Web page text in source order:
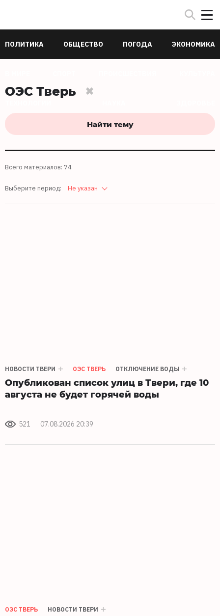
ПОЛИТИКА ОБЩЕСТВО ПОГОДА ЭКОНОМИКА
ОЭС Тверь
Найти тему
Всего материалов: 74
Выберите период: Не указан
НОВОСТИ ТВЕРИ ОЭС ТВЕРЬ ОТКЛЮЧЕНИЕ ВОДЫ
Опубликован список улиц в Твери, где 10
августа не будет горячей воды
521 07.08.2026 20:39
ОЭС ТВЕРЬ НОВОСТИ ТВЕРИ